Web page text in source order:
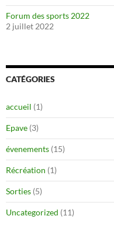
Forum des sports 2022
2 juillet 2022
CATÉGORIES
accueil (1)
Epave (3)
évenements (15)
Récréation (1)
Sorties (5)
Uncategorized (11)